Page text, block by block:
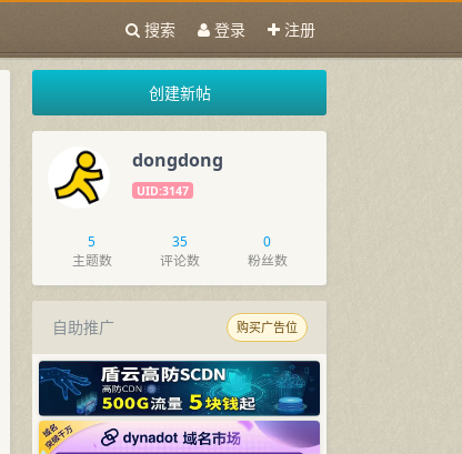
搜索 登录 注册
创建新帖
dongdong
UID:3147
5
主题数
35
评论数
0
粉丝数
自助推广 购买广告位